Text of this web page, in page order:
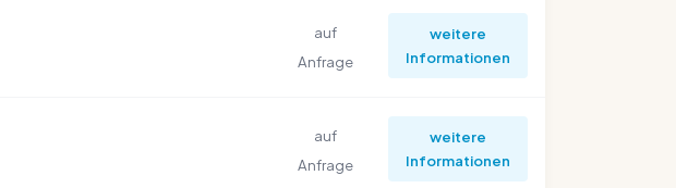
auf
Anfrage
weitere
Informationen
auf
Anfrage
weitere
Informationen